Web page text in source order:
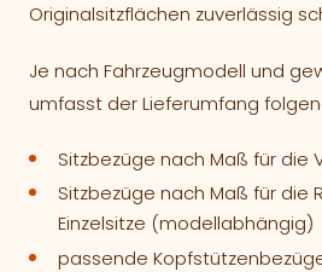
Originalsitzflächen zuverlässig
Je nach Fahrzeugmodell und
umfasst der Lieferumfang
Sitzbezüge nach Maß für die
Sitzbezüge nach Maß für die
Einzelsitze (modellabhängig)
passende